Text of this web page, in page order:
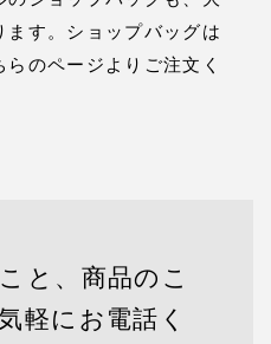
す。ショップバッグは
のページよりご注文く
と、商品のこ
軽にお電話く